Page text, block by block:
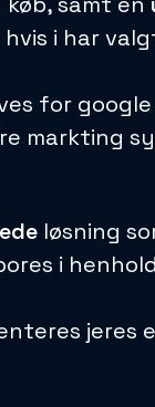
i har
for google
markting
løsning
i
jeres